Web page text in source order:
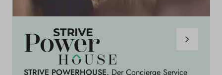
r
i
STRIVE POWERHOUSE. Der Concierge Service